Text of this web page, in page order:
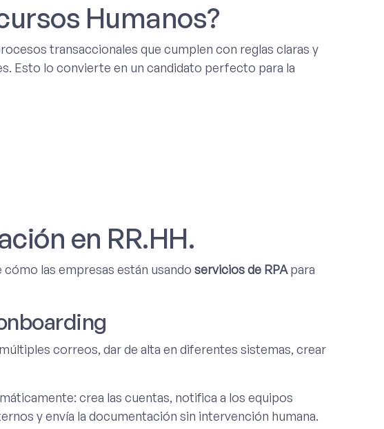
Humanos?
transaccionales que cumplen con reglas claras y
Esto lo convierte en un candidato perfecto para la
en RR.HH.
las empresas están usando servicios de RPApara
correos, dar de alta en diferentes sistemas, crear
crea las cuentas, notifica a los equipos
y envía la documentación sin intervención humana.